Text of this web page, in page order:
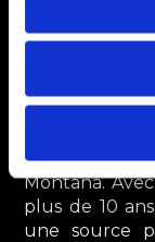
carrière chez
retourner
où il a dirigé
ouvrir la
devenu
participé au
Montana.
plus de 10
une source